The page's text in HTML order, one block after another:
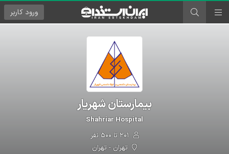
ورود کاربر
بیمارستان شهریار
Shahriar Hospital
تهران - تهران